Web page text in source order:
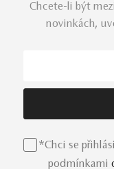
Chcete-li být
novinkách,
*Chci se
podmínkami